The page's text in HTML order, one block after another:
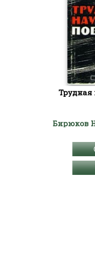
Трудная
Бирюков